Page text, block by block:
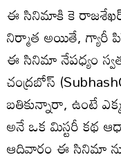
ఈ సినిమాకి కె రాజశేఖర్
నిర్మాత అయితే, గ్యారీ
ఈ సినిమా నేపధ్యం
చంద్రబోస్
బతికున్నారా, ఉంటే
అనే ఒక మిస్టరీ కథ
ఆదివారం ఈ సినిమా